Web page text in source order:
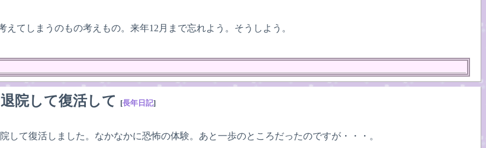
えてしまうのもの考えもの。来年12月まで忘れよう。そうしよう。
院して復活して [長年日記]
して復活しました。なかなかに恐怖の体験。あと一歩のところだったのですが・・・。